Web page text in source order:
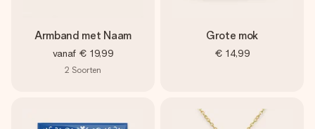
Armband met Naam
vanaf € 19,99
2 Soorten
Grote mok
€ 14,99